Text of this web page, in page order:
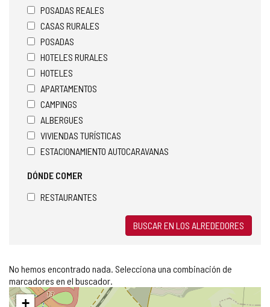
POSADAS REALES
CASAS RURALES
POSADAS
HOTELES RURALES
HOTELES
APARTAMENTOS
CAMPINGS
ALBERGUES
VIVIENDAS TURÍSTICAS
ESTACIONAMIENTO AUTOCARAVANAS
DÓNDE COMER
RESTAURANTES
BUSCAR EN LOS ALREDEDORES
No hemos encontrado nada. Selecciona una combinación de
marcadores en el buscador.
Saltar
mapa
+